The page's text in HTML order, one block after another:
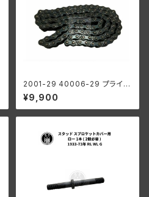
2001-29 40006-29 プライマ
リーチェーン 100リンク ハーレ
ーダビッドソン 1929-52年 DL
WL RL 陸王
¥9,900